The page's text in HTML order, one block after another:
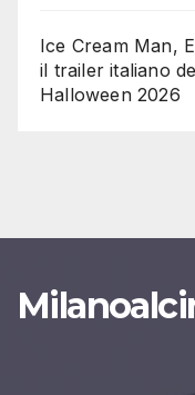
Ice Cream Man,
il trailer italiano
Halloween 2026